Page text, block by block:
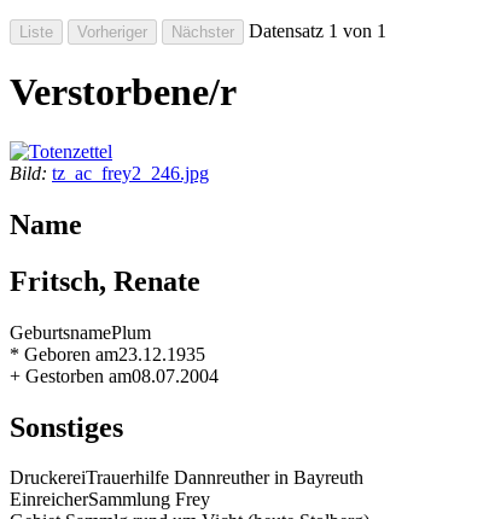
Datensatz 1 von 1
Verstorbene/r
Bild: tz_ac_frey2_246.jpg
Name
Fritsch, Renate
GeburtsnamePlum
* Geboren am23.12.1935
+ Gestorben am08.07.2004
Sonstiges
DruckereiTrauerhilfe Dannreuther in Bayreuth
EinreicherSammlung Frey